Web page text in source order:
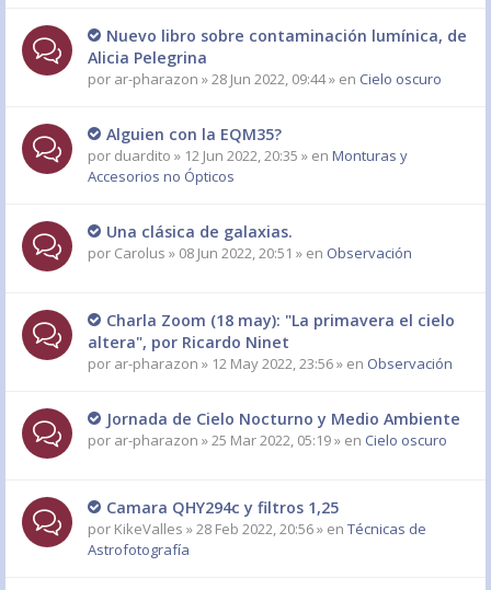
Nuevo libro sobre contaminación lumínica, de
Alicia Pelegrina
por ar-pharazon » 28 Jun 2022, 09:44 » en Cielo oscuro
Alguien con la EQM35?
por duardito » 12 Jun 2022, 20:35 » en Monturas y
Accesorios no Ópticos
Una clásica de galaxias.
por Carolus » 08 Jun 2022, 20:51 » en Observación
Charla Zoom (18 may): "La primavera el cielo
altera", por Ricardo Ninet
por ar-pharazon » 12 May 2022, 23:56 » en Observación
Jornada de Cielo Nocturno y Medio Ambiente
por ar-pharazon » 25 Mar 2022, 05:19 » en Cielo oscuro
Camara QHY294c y filtros 1,25
por KikeValles » 28 Feb 2022, 20:56 » en Técnicas de
Astrofotografía